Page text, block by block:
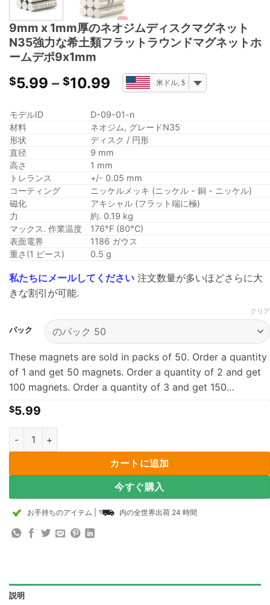
9mm x 1mm厚のネオジムディスクマグネット
N35強力な希土類フラットラウンドマグネットホ
ームデポ9x1mm
$5.99 – $10.99
格
帯:
$5.99
を
通
し
て
$10.99
米ドル, $
モデルID
D-09-01-n
材料
ネオジム, グレードN35
形状
ディスク / 円形
直径
9 mm
高さ
1 mm
トレランス
+/- 0.05 mm
コーティング
ニッケルメッキ (ニッケル - 銅 - ニッケル)
磁化
アキシャル (フラット端に極)
力
約. 0.19 kg
マックス. 作業温度
176°F (80°C)
表面電界
1186 ガウス
重さ(1 ピース)
0.5 g
私たちにメールしてください 注文数量が多いほどさらに大
きな割引が可能.
パック
クリア
These magnets are sold in packs of 50. Order a quantity
of 1 and get 50 magnets. Order a quantity of 2 and get
100 magnets. Order a quantity of 3 and get 150…
$5.99
9mm x 1mm厚のネオジムディスクマグネットN35強力な希土類フ
カートに追加
今すぐ購入
お手持ちのアイテム 内の全世界出荷 24 時間
説明